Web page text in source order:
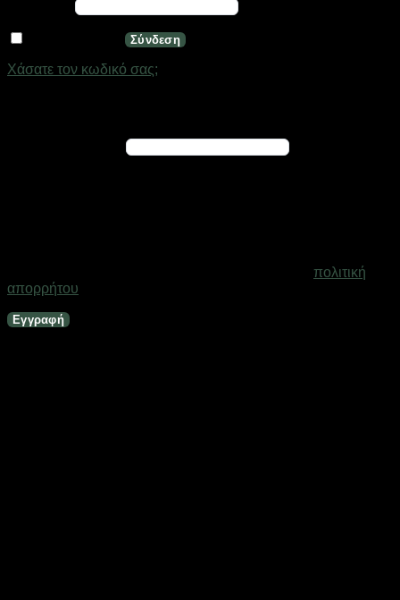
Απαιτείται
Σύνδεση
Χάσατε τον κωδικό σας;
Απαιτείται
πολιτική
απορρήτου
Εγγραφή